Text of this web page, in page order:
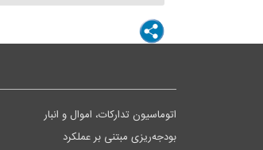
اتوماسیون تدارکات، اموال و انبار
بودجه‌ریزی مبتنی بر عملکرد